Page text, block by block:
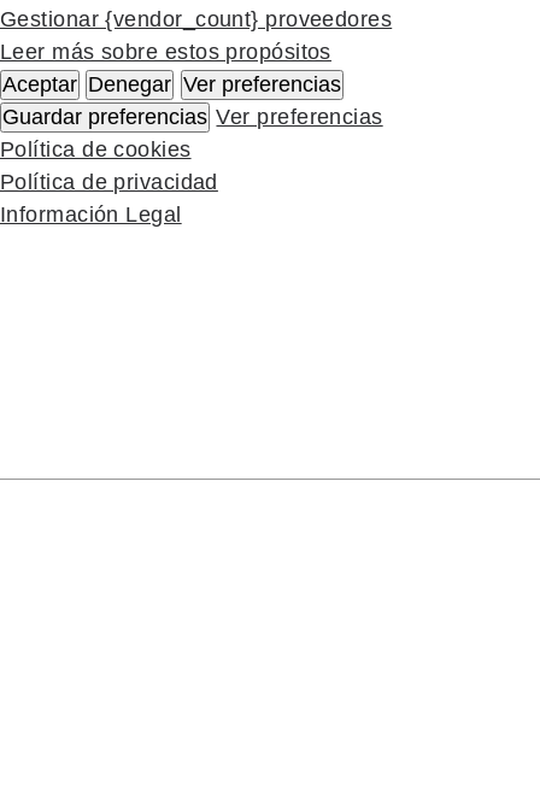
Gestionar {vendor_count} proveedores
Leer más sobre estos propósitos
Aceptar Denegar Ver preferencias
Guardar preferencias Ver preferencias
Política de cookies
Política de privacidad
Información Legal